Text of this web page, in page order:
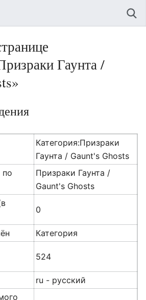
Гаунта /
Категория:Призраки
Гаунта / Gaunt's Ghosts
по
Призраки Гаунта /
Gaunt's Ghosts
0
Категория
524
ru - русский